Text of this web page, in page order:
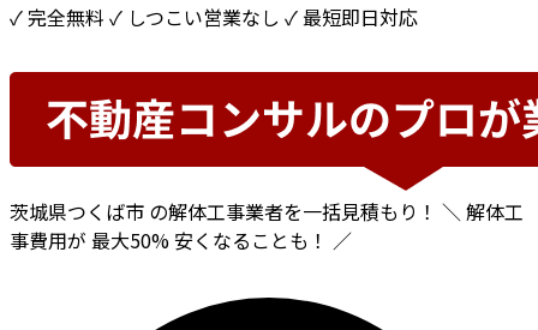
✓ 完全無料 ✓ しつこい営業なし ✓ 最短即日対応
茨城県つくば市 の解体工事業者を一括見積もり！ ＼ 解体工
事費用が 最大50%安くなることも！ ／